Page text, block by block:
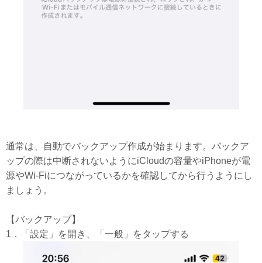
通常は、自動でバックアップ作成が始まります。バックア
ップの際は中断されないようにiCloudの容量やiPhoneが電
源やWi-Fiにつながっているかを確認してから行うようにし
ましょう。
【バックアップ】
1．「設定」を開き、「一般」をタップする